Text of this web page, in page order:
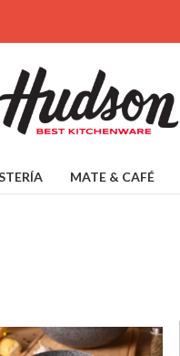
MATE & CAFÉ